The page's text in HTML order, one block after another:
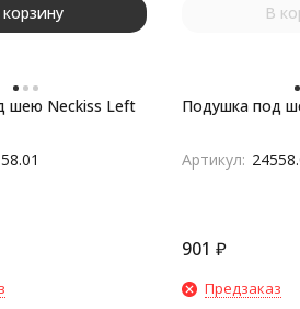
В
шею Neckiss Left Подушка под
Артикул:
901 ₽
Предзаказ